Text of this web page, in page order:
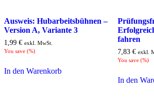
Ausweis: Hubarbeitsbühnen –
Version A, Variante 3
1,99 € exkl. MwSt.
You save (%)
In den Warenkorb
fahren
7,83 € exkl.
You save (%)
In den